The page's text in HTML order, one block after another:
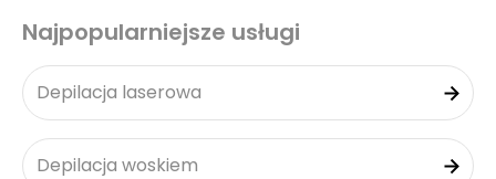
Najpopularniejsze usługi
Depilacja laserowa
Depilacja woskiem